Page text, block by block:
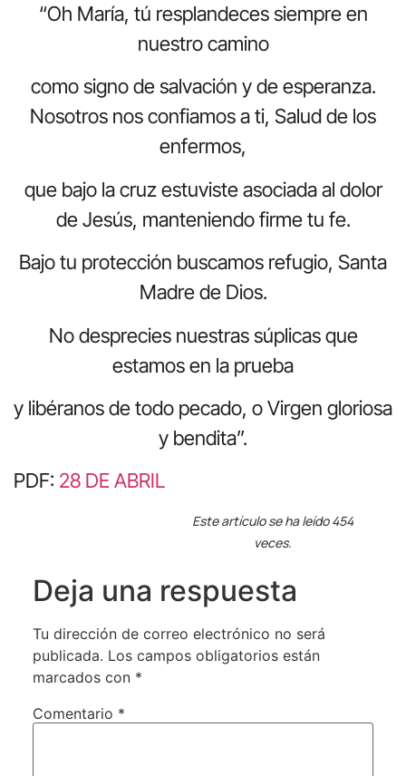
“Oh María, tú resplandeces siempre en
nuestro camino
como signo de salvación y de esperanza.
Nosotros nos confiamos a ti, Salud de los
enfermos,
que bajo la cruz estuviste asociada al dolor
de Jesús, manteniendo firme tu fe.
Bajo tu protección buscamos refugio, Santa
Madre de Dios.
No desprecies nuestras súplicas que
estamos en la prueba
y libéranos de todo pecado, o Virgen gloriosa
y bendita”.
PDF: 28 DE ABRIL
Este artículo se ha leído 454
veces.
Deja una respuesta
Tu dirección de correo electrónico no será
publicada. Los campos obligatorios están
marcados con *
Comentario *